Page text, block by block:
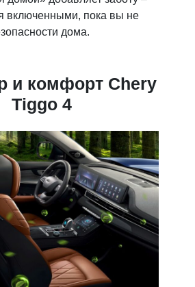
включенными, пока вы не
дома.
и комфорт Chery
Tiggo 4